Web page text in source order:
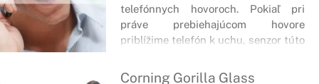
telefónnych hovoroch. Pokiaľ pri
práve prebiehajúcom hovore
priblížime telefón k uchu, senzor túto
automatickému uzamknutiu displeja.
Corning Gorilla Glass